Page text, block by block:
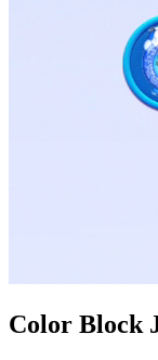
Color Block